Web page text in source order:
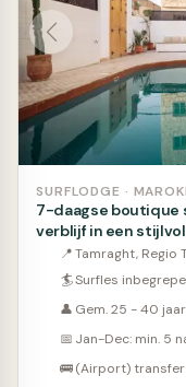
SURFLODGE ·
7-daagse boutique
verblijf in een
📍Tamraght, Regio
🏄Surfles
👤 Gem. 25 - 40 jaar
📅 Jan-Dec: min. 5
🚌(Airport)